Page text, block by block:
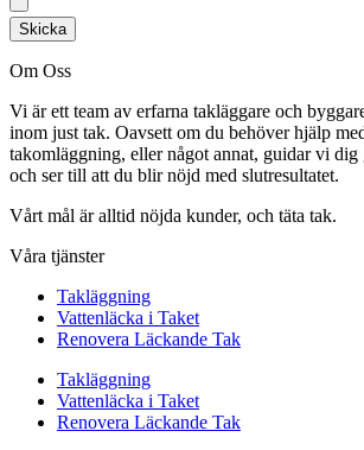
Skicka
Om Oss
Vi är ett team av erfarna takläggare och
inom just tak. Oavsett om du behöver hjälp
takomläggning, eller något annat, guidar vi dig
och ser till att du blir nöjd med slutresultatet.
Vårt mål är alltid nöjda kunder, och täta tak.
Våra tjänster
Takläggning
Vattenläcka i Taket
Renovera Läckande Tak
Takläggning
Vattenläcka i Taket
Renovera Läckande Tak